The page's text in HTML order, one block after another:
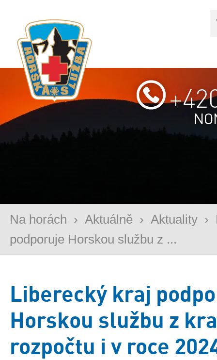
Na horách › Aktuálně › Aktuality ›
podporuje Horskou službu z ...
Liberecký kraj
Horskou službu z
rozpočtu i v roce